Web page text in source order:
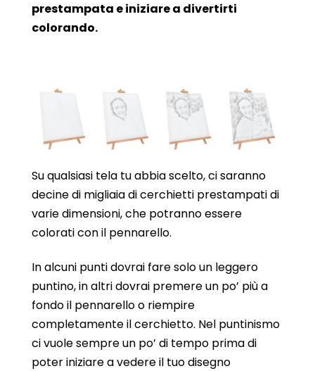
prestampata e iniziare a divertirti
colorando.
Su qualsiasi tela tu abbia scelto, ci saranno
decine di migliaia di cerchietti prestampati di
varie dimensioni, che potranno essere
colorati con il pennarello.
In alcuni punti dovrai fare solo un leggero
puntino, in altri dovrai premere un po’ più a
fondo il pennarello o riempire
completamente il cerchietto. Nel puntinismo
ci vuole sempre un po’ di tempo prima di
poter iniziare a vedere il tuo disegno